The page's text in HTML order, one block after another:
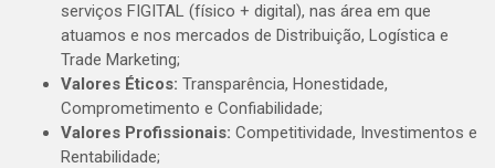
serviços FIGITAL (físico + digital), nas área em que
atuamos e nos mercados de Distribuição, Logística e
Trade Marketing;
Valores Éticos: Transparência, Honestidade,
Comprometimento e Confiabilidade;
Valores Profissionais: Competitividade, Investimentos e
Rentabilidade;